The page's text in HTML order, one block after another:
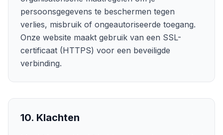
persoonsgegevens te beschermen tegen
verlies, misbruik of ongeautoriseerde toegang.
Onze website maakt gebruik van een SSL-
certificaat (HTTPS) voor een beveiligde
verbinding.
10. Klachten